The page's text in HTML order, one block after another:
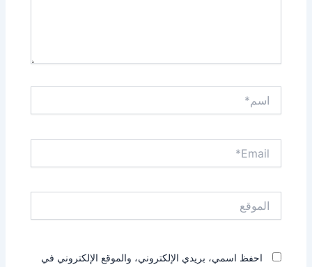
احفظ اسمي، بريدي الإلكتروني، والموقع الإلكتروني في